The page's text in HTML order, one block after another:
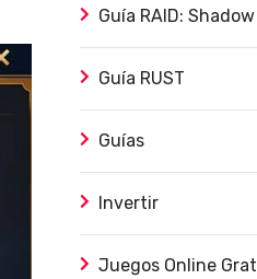
Guía RAID:
Guía RUST
Guías
Invertir
Juegos Online